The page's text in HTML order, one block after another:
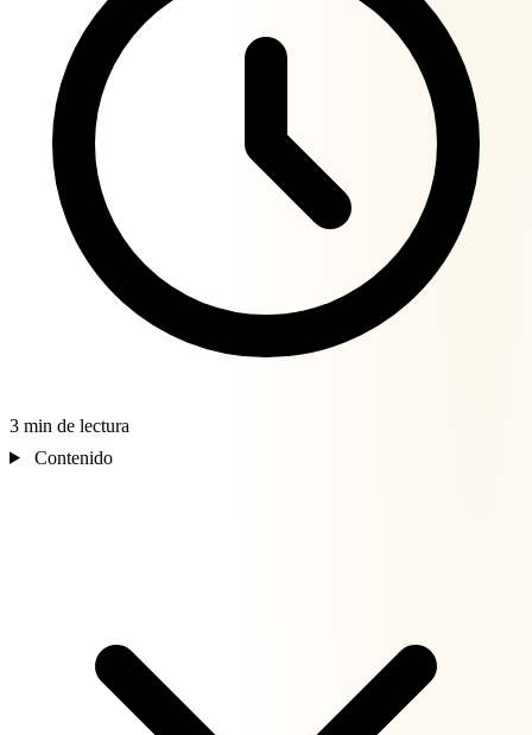
3 min de lectura
Contenido